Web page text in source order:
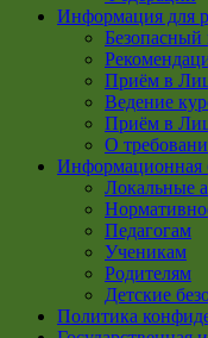
Информация для
Безопасный
Приём в
Ведение
Приём в
О
Информационная
Локальные
Педагогам
Ученикам
Родителям
Детские
Политика